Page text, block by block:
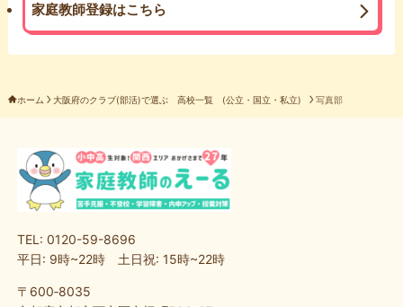
家庭教師登録はこちら
ホーム 大阪府のクラブ(部活)で選ぶ 高校一覧 (公立・国立・私立) 写真部
TEL: 0120-59-8696
平日: 9時~22時 土日祝: 15時~22時
〒600‐8035